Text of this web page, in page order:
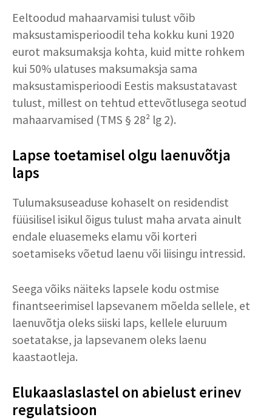
Eeltoodud mahaarvamisi tulust võib
maksustamisperioodil teha kokku kuni 1920
eurot maksumaksja kohta, kuid mitte rohkem
kui 50% ulatuses maksumaksja sama
maksustamisperioodi Eestis maksustatavast
tulust, millest on tehtud ettevõtlusega seotud
mahaarvamised (TMS § 28² lg 2).
Lapse toetamisel olgu laenuvõtja
laps
Tulumaksuseaduse kohaselt on residendist
füüsilisel isikul õigus tulust maha arvata ainult
endale eluasemeks elamu või korteri
soetamiseks võetud laenu või liisingu intressid.
Seega võiks näiteks lapsele kodu ostmise
finantseerimisel lapsevanem mõelda sellele, et
laenuvõtja oleks siiski laps, kellele eluruum
soetatakse, ja lapsevanem oleks laenu
kaastaotleja.
Elukaaslaslastel on abielust erinev
regulatsioon